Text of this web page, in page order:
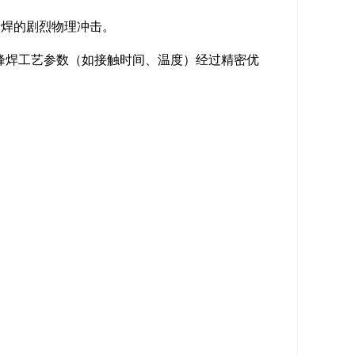
的剧烈物理冲击。
工艺参数（如接触时间、温度）经过精密优